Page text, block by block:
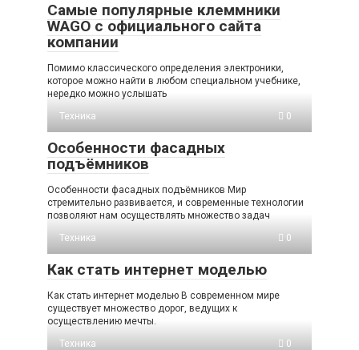
Самые популярные клеммники
WAGO с официального сайта
компании
Помимо классического определения электроники,
которое можно найти в любом специальном учебнике,
нередко можно услышать
Техника
0
Особенности фасадных
подъёмников
Особенности фасадных подъёмников Мир
стремительно развивается, и современные технологии
позволяют нам осуществлять множество задач
Техника
0
Как стать интернет моделью
Как стать интернет моделью В современном мире
существует множество дорог, ведущих к
осуществлению мечты.
Техника
0